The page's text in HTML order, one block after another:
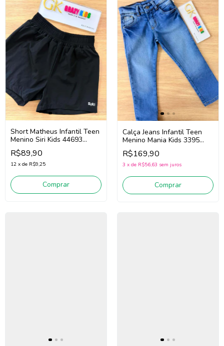
Short Matheus Infantil Teen
Menino Siri Kids 44693
(Preto)
R$89,90
12 x de R$9,25
Comprar
Calça Jeans Infantil Teen
Menino Mania Kids 3395
(Jeans Claro)
R$169,90
3 x de R$56,63 sem juros
Comprar